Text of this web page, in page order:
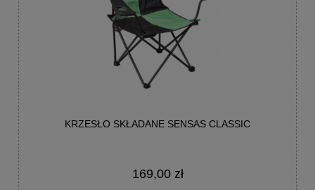
KRZESŁO SKŁADANE SENSAS CLASSIC
169,00 zł